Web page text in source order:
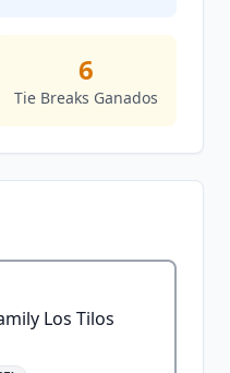
6
Tie Breaks Ganados
Los Tilos